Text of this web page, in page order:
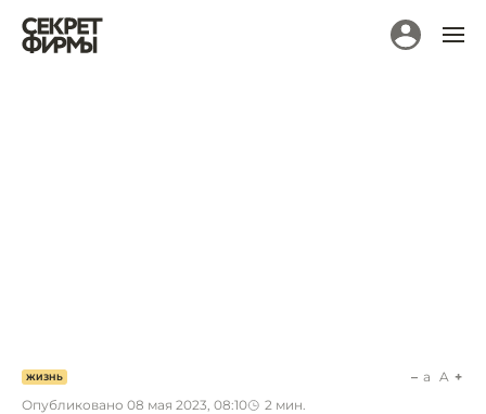
ЖИЗНЬ
Опубликовано 08 мая 2023, 08:10 2 мин.
a A